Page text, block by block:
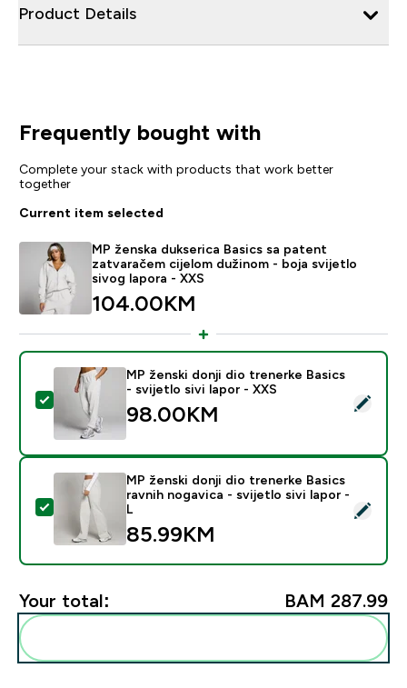
Product Details
Frequently bought with
Complete your stack with products that work better
together
Current item selected
MP ženska dukserica Basics sa patent
zatvaračem cijelom dužinom - boja svijetlo
sivog lapora - XXS
104.00KM‎
Select this product - MP ženski donji dio trenerke
MP ženski donji dio trenerke Basics
- svijetlo sivi lapor - XXS
98.00KM‎
Select this product - MP ženski donji dio trenerke
MP ženski donji dio trenerke Basics
ravnih nogavica - svijetlo sivi lapor -
L
85.99KM‎
Your total: BAM 287.99‎